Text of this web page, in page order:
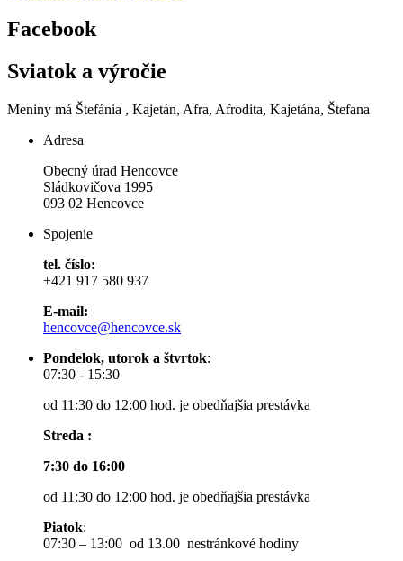
Facebook
Sviatok a výročie
Meniny má Štefánia , Kajetán, Afra, Afrodita, Kajetána, Štefana
Adresa
Obecný úrad Hencovce
Sládkovičova 1995
093 02 Hencovce
Spojenie
tel. číslo:
+421 917 580 937
E-mail:
hencovce@hencovce.sk
Pondelok, utorok a štvrtok:
07:30 - 15:30
od 11:30 do 12:00 hod. je obedňajšia prestávka
Streda :
7:30 do 16:00
od 11:30 do 12:00 hod. je obedňajšia prestávka
Piatok:
07:30 – 13:00 od 13.00 nestránkové hodiny